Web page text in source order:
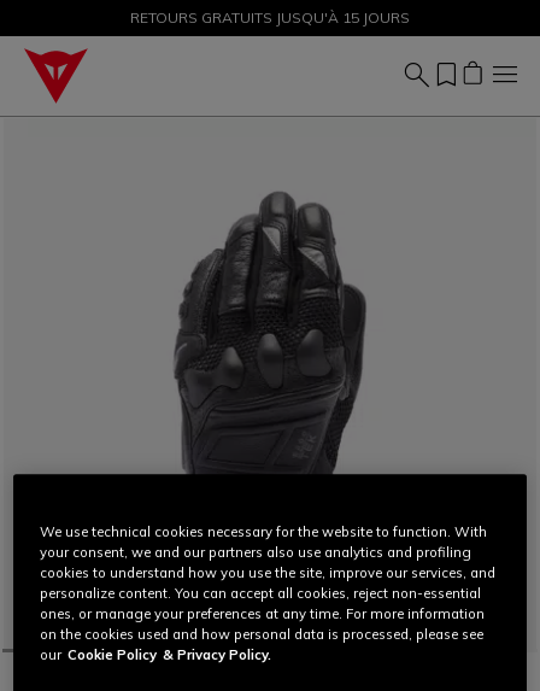
PROMOTIONS JUSQU'À-50 % – ACHETEZ MAINTENANT
RETOURS GRATUITS JUSQU'À 15 JOURS
We use technical cookies necessary for the website to function. With
your consent, we and our partners also use analytics and profiling
cookies to understand how you use the site, improve our services, and
personalize content. You can accept all cookies, reject non-essential
ones, or manage your preferences at any time. For more information
on the cookies used and how personal data is processed, please see
our Cookie Policy & Privacy Policy.